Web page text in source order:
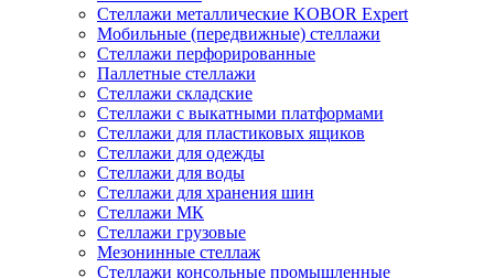
Стеллажи металлические KOBOR Expert
Мобильные (передвижные) стеллажи
Стеллажи перфорированные
Паллетные стеллажи
Стеллажи складские
Стеллажи с выкатными платформами
Стеллажи для пластиковых ящиков
Стеллажи для одежды
Стеллажи для воды
Стеллажи для хранения шин
Стеллажи МК
Стеллажи грузовые
Мезонинные стеллаж
Стеллажи консольные промышленные